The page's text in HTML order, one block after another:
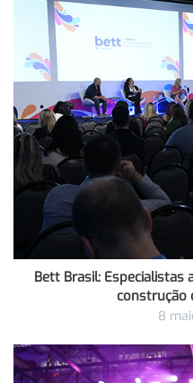
Bett Brasil: Especialistas
construção
8